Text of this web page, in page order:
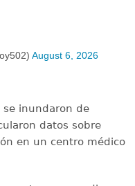
August 6, 2026
se inundaron de
datos sobre
en un centro médico